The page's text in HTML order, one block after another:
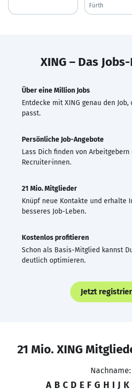
Fürth
XING – Das
Über eine Million Jobs
Entdecke mit XING genau den
passt.
Persönliche Job-Angebote
Lass Dich finden von Arbeitgebern
Recruiter·innen.
21 Mio. Mitglieder
Knüpf neue Kontakte und erhalte
besseres Job-Leben.
Kostenlos profitieren
Schon als Basis-Mitglied kannst
deutlich optimieren.
Jetzt
21 Mio. XING
Nachname:
A B C D E F G H I J K